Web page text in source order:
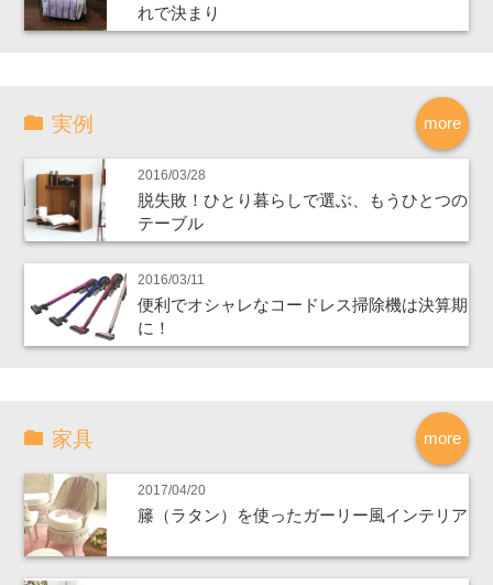
れで決まり
more
実例
2016/03/28
脱失敗！ひとり暮らしで選ぶ、もうひとつの
テーブル
2016/03/11
便利でオシャレなコードレス掃除機は決算期
に！
more
家具
2017/04/20
籐（ラタン）を使ったガーリー風インテリア